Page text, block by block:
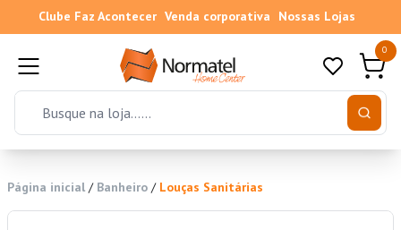
Clube Faz Acontecer Venda corporativa Nossas Lojas
0
Página inicial / Banheiro / Louças Sanitárias